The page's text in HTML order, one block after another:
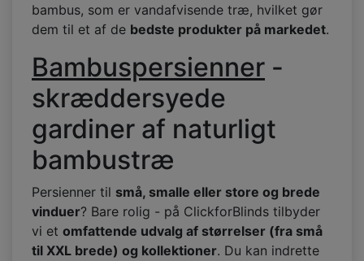
bambus, som er vandafvisende træ, hvilket gør
dem til et af de bedste produkter på markedet.
Bambuspersienner -
skræddersyede
gardiner af naturligt
bambustræ
Persienner til små, smalle eller store og brede
vinduer? Bare rolig - på ClickforBlinds tilbyder
vi et omfattende udvalg af størrelser (fra små
til XXL brede) og kollektioner. Du kan indrette